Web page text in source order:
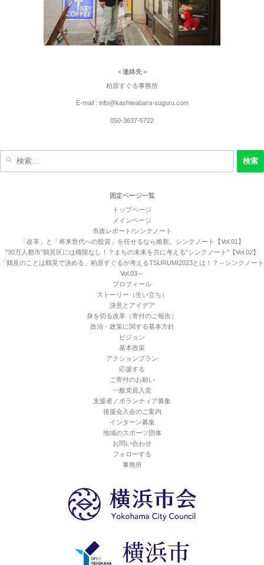
＜連絡先＞
柏原すぐる事務所
E-mail : info@kashiwabara-suguru.com
050-3637-5722
固定ページ一覧
トップページ
メインページ
市政レポート/シンクノート
「改革」と「将来世代への投資」を任せるなら維新。シンクノート【Vol.01】
”30万人都市”鶴見区には権限なし！？まちの未来を共に考える"シンクノート"【Vol.02】
「鶴見のことは鶴見で決める」柏原すぐるが考えるTSURUMI2023とは！？～シンクノート
Vol.03～
プロフィール
ストーリー（生い立ち）
決意とアイデア
身を切る改革（寄付のご報告）
政治・政策に関する基本方針
ビジョン
基本政策
アクションプラン
応援する
ご寄付のお願い
一般党員入党
支援者／ボランティア募集
後援会入会のご案内
インターン募集
地域のスポーツ団体
お問い合わせ
フォローする
事務所